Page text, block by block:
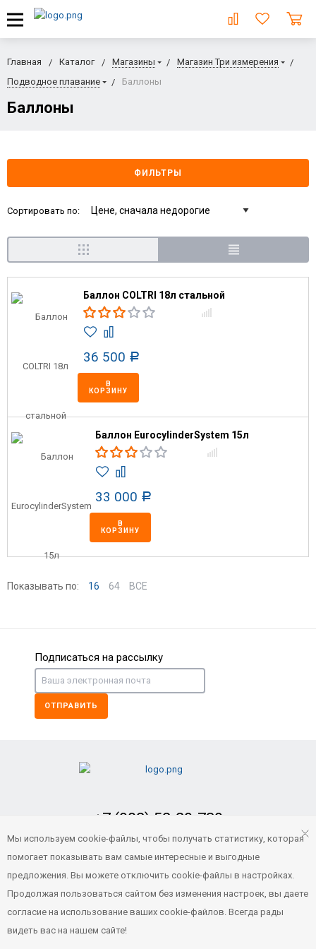
Главная Каталог Магазины
Магазин Три измерения
Подводное плавание
Баллоны
Баллоны
ФИЛЬТРЫ
Сортировать по:
Баллон COLTRI 18л стальной
36 500 Р
В
КОРЗИНУ
Баллон EurocylinderSystem 15л
33 000 Р
В
КОРЗИНУ
Показывать по: 16 64 ВСЕ
Подписаться на рассылку
ОТПРАВИТЬ
+7 (902) 52-29-739
Заказать обратный звонок
© 2021 Все права защищены
Порт ВЛ
Мы используем cookie-файлы, чтобы получать статистику, которая
помогает показывать вам самые интересные и выгодные
предложения. Вы можете отключить cookie-файлы в настройках.
Продолжая пользоваться сайтом без изменения настроек, вы даете
согласие на использование ваших cookie-файлов. Всегда рады
видеть вас на нашем сайте!